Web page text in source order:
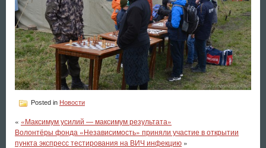
Posted in Новости
« «Максимум усилий — максимум результата»
Волонтёры фонда «Независимость» приняли участие в открытии
пункта экспресс тестирования на ВИЧ инфекцию »